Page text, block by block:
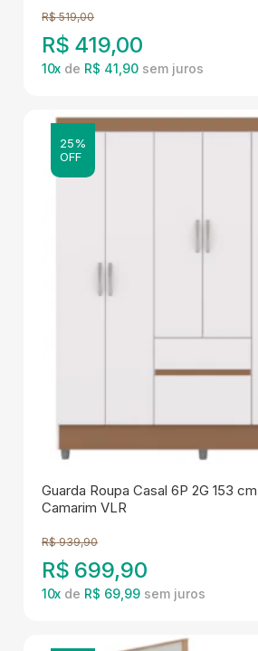
R$ 519,00
R$ 419,00
10x de R$ 41,90
25%
OFF
Guarda Roupa Casal 6P 2G 153
Camarim VLR
R$ 939,90
R$ 699,90
10x de R$ 69,99